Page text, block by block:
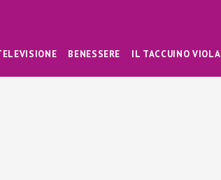
BENESSERE IL TACCUINO VIOLA